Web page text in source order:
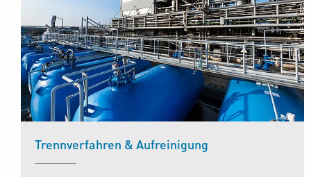
Trennverfahren & Aufreinigung